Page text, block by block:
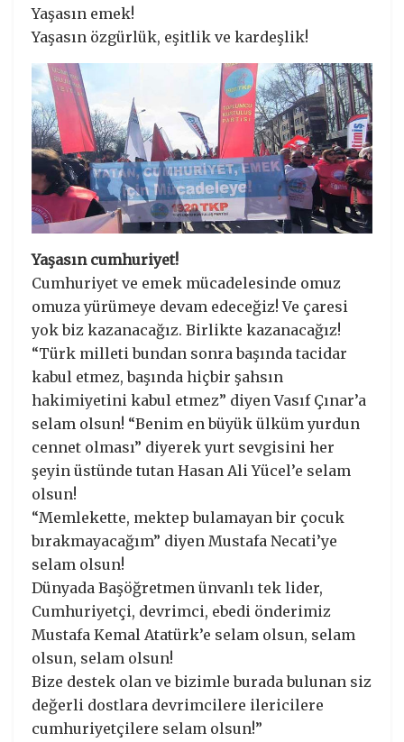
Yaşasın emek!
Yaşasın özgürlük, eşitlik ve kardeşlik!
Yaşasın cumhuriyet!
Cumhuriyet ve emek mücadelesinde omuz
omuza yürümeye devam edeceğiz! Ve çaresi
yok biz kazanacağız. Birlikte kazanacağız!
“Türk milleti bundan sonra başında tacidar
kabul etmez, başında hiçbir şahsın
hakimiyetini kabul etmez” diyen Vasıf Çınar’a
selam olsun! “Benim en büyük ülküm yurdun
cennet olması” diyerek yurt sevgisini her
şeyin üstünde tutan Hasan Ali Yücel’e selam
olsun!
“Memlekette, mektep bulamayan bir çocuk
bırakmayacağım” diyen Mustafa Necati’ye
selam olsun!
Dünyada Başöğretmen ünvanlı tek lider,
Cumhuriyetçi, devrimci, ebedi önderimiz
Mustafa Kemal Atatürk’e selam olsun, selam
olsun, selam olsun!
Bize destek olan ve bizimle burada bulunan siz
değerli dostlara devrimcilere ilericilere
cumhuriyetçilere selam olsun!”